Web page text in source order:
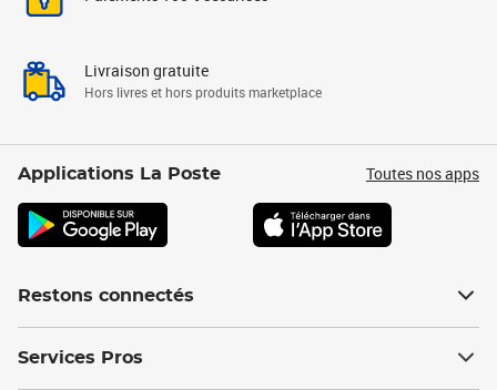
Livraison gratuite
Hors livres et hors produits marketplace
Applications La Poste Toutes nos apps
Restons connectés
Services Pros